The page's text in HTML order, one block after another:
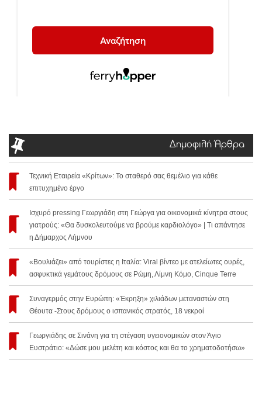
Δημοφιλή Άρθρα
Τεχνική Εταιρεία «Κρίτων»: Το σταθερό σας θεμέλιο για κάθε
επιτυχημένο έργο
Ισχυρό pressing Γεωργιάδη στη Γεώργα για οικονομικά κίνητρα στους
γιατρούς: «Θα δυσκολευτούμε να βρούμε καρδιολόγο» | Τι απάντησε
η Δήμαρχος Λήμνου
«Βουλιάζει» από τουρίστες η Ιταλία: Viral βίντεο με ατελείωτες ουρές,
ασφυκτικά γεμάτους δρόμους σε Ρώμη, Λίμνη Κόμο, Cinque Terre
Συναγερμός στην Ευρώπη: «Έκρηξη» χιλιάδων μεταναστών στη
Θέουτα -Στους δρόμους ο ισπανικός στρατός, 18 νεκροί
Γεωργιάδης σε Σινάνη για τη στέγαση υγειονομικών στον Άγιο
Ευστράτιο: «Δώσε μου μελέτη και κόστος και θα το χρηματοδοτήσω»